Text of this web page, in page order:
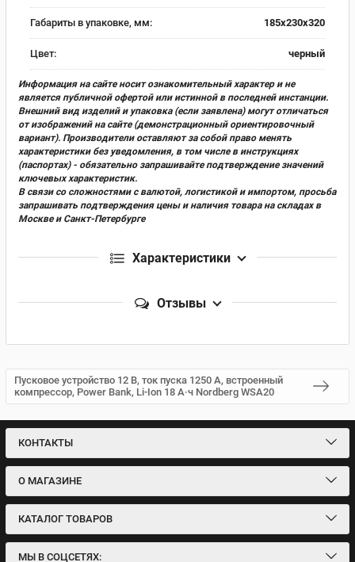
Габариты в упаковке, мм: 185х230х320
Цвет: черный
Информация на сайте носит ознакомительный характер и не
является публичной офертой или истинной в последней инстанции.
Внешний вид изделий и упаковка (если заявлена) могут отличаться
от изображений на сайте (демонстрационный ориентировочный
вариант). Производители оставляют за собой право менять
характеристики без уведомления, в том числе в инструкциях
(паспортах) - обязательно запрашивайте подтверждение значений
ключевых характеристик.
В связи со сложностями с валютой, логистикой и импортом, просьба
запрашивать подтверждения цены и наличия товара на складах в
Москве и Санкт-Петербурге
Характеристики
Отзывы
Пусковое устройство 12 В, ток пуска 1250 А, встроенный
компрессор, Power Bank, Li-Ion 18 А·ч Nordberg WSA20
КОНТАКТЫ
О МАГАЗИНЕ
КАТАЛОГ ТОВАРОВ
МЫ В СОЦСЕТЯХ: